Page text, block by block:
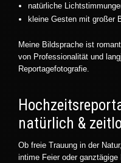
natürliche
kleine Gesten mit großer
Meine Bildsprache ist
von Professionalität und
Reportagefotografie.
natürlich &
Ob freie Trauung in der
intime Feier oder